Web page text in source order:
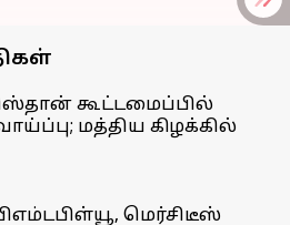
கூட்டமைப்பில்
மத்திய கிழக்கில்
மெர்சிடீஸ்